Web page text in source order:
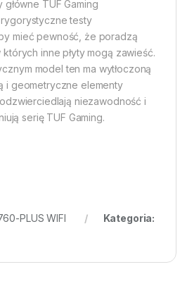
główne TUF Gaming
testy
mieć pewność, że poradzą
inne płyty mogą zawieść.
model ten ma wytłoczoną
i geometryczne elementy
niezawodność i
serię TUF Gaming.
PLUS WIFI
Kategoria: